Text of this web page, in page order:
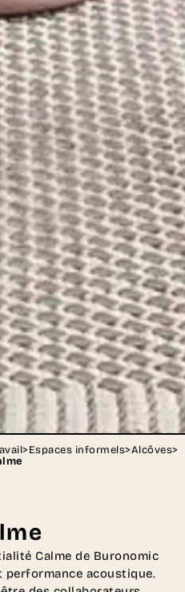
>Espaces informels>Alcôves>
Calme de Buronomic
acoustique.